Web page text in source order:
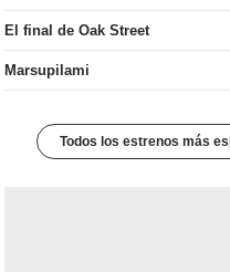
El final de Oak Street
Marsupilami
Todos los estrenos más